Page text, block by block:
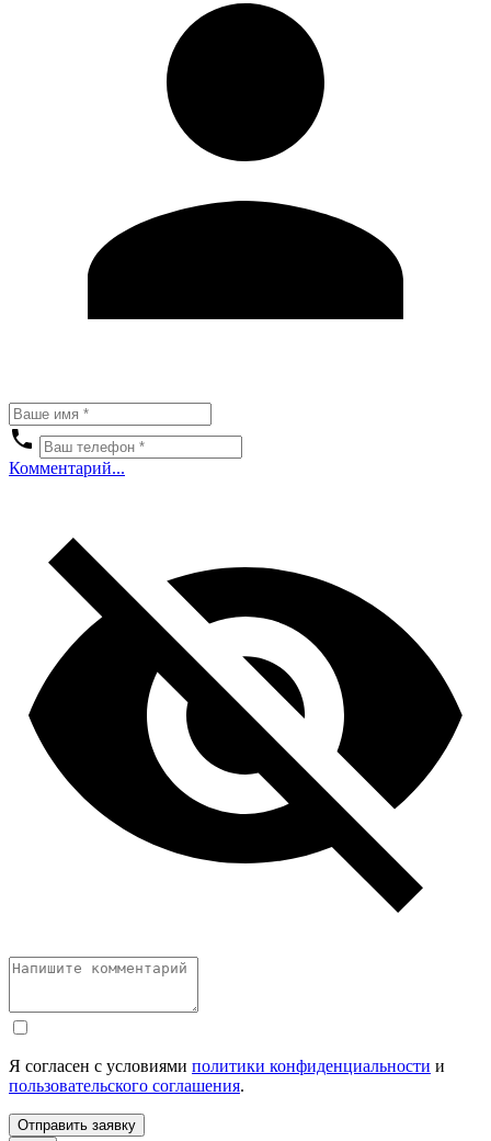
Комментарий...
Я согласен с условиями политики конфиденциальности и
пользовательского соглашения.
Отправить заявку